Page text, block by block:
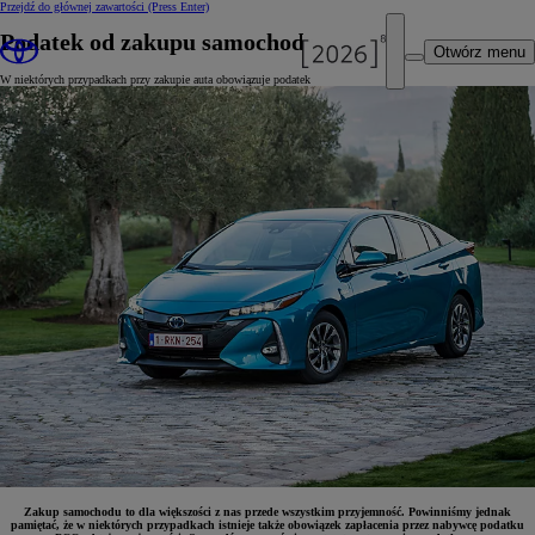
Przejdź do głównej zawartości (Press Enter)
Otwórz menu
Podatek od zakupu samochodu - PCC
W niektórych przypadkach przy zakupie auta obowiązuje podatek
Zakup samochodu to dla większości z nas przede wszystkim przyjemność. Powinniśmy jednak
pamiętać, że w niektórych przypadkach istnieje także obowiązek zapłacenia przez nabywcę podatku